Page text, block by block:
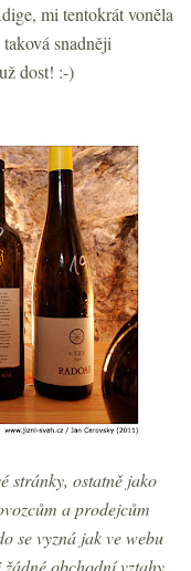
mi tentokrát voněla
snadněji
dost! :-)
stránky, ostatně jako
a prodejcům
se vyzná jak ve webu
obchodní vztahy